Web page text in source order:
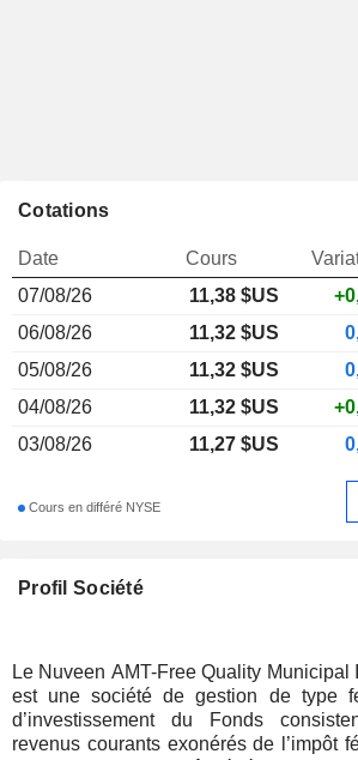
Profil Société
Le Nuveen AMT-Free Quality Municipal
est une société de gestion de type
d’investissement du Fonds
revenus courants exonérés de l’impôt
Cotations
Date Cours
07/08/26
11,38 $US
06/08/26
11,32 $US
05/08/26
11,32 $US
04/08/26
11,32 $US
03/08/26
11,27 $US
Cours en différé NYSE